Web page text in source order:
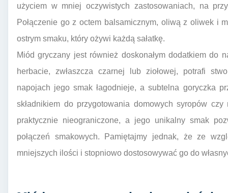
użyciem w mniej oczywistych zastosowaniach, na
Połączenie go z octem balsamicznym, oliwą z oliwek i
ostrym smaku, który ożywi każdą sałatkę.
Miód gryczany jest również doskonałym dodatkiem do
herbacie, zwłaszcza czarnej lub ziołowej, potrafi
napojach jego smak łagodnieje, a subtelna goryczka
składnikiem do przygotowania domowych syropów
praktycznie nieograniczone, a jego unikalny smak
połączeń smakowych. Pamiętajmy jednak, że ze
mniejszych ilości i stopniowo dostosowywać go do